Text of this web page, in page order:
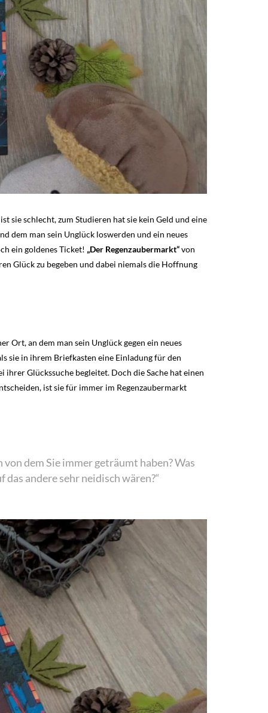
sie schlecht, zum Studieren hat sie kein Geld und eine
dem man sein Unglück loswerden und ein neues
ein goldenes Ticket! „Der Regenzaubermarkt“von
Glück zu begeben und dabei niemals die Hoffnung
Ort, an dem man sein Unglück gegen ein neues
sie in ihrem Briefkasten eine Einladung für den
Glückssuche begleitet. Doch die Sache hat einen
ist sie für immer im Regenzaubermarkt
dem Sie immer geträumt haben? Was
das andere sehr neidisch wären?“